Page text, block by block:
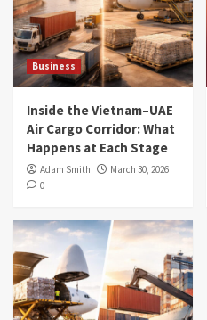
Business
Inside the Vietnam–UAE
Air Cargo Corridor: What
Happens at Each Stage
Adam Smith
March 30, 2026
0